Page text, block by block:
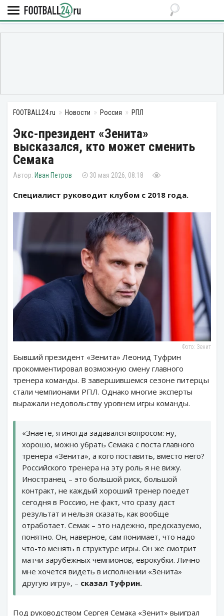
FOOTBALL24.ru Новости Россия РПЛ
Экс-президент «Зенита»
высказался, кто может сменить
Семака
Иван Петров 30 мая 2026, 08:18
Специалист руководит клубом с 2018 года.
Фото: Зенит
Бывший президент «Зенита» Леонид Туфрин
прокомментировал возможную смену главного
тренера команды. В завершившемся сезоне питерцы
стали чемпионами РПЛ. Однако многие эксперты
выражали недовольству уровнем игры команды.
«Знаете, я иногда задавался вопросом: ну,
хорошо, можно убрать Семака с поста главного
тренера «Зенита», а кого поставить, вместо него?
Российского тренера на эту роль я не вижу.
Иностранец – это большой риск, большой
контракт, не каждый хороший тренер поедет
сегодня в Россию, не факт, что сразу даст
результат и нельзя сказать, как вообще
отработает. Семак – это надежно, предсказуемо,
понятно. Он, наверное, сам понимает, что надо
что-то менять в структуре игры. Он же смотрит
матчи зарубежных чемпионов, еврокубки. Лично
мне хочется видеть в исполнении «Зенита»
другую игру», – сказал Туфрин.
Под руководством Сергея Семака «Зенит» выиграл